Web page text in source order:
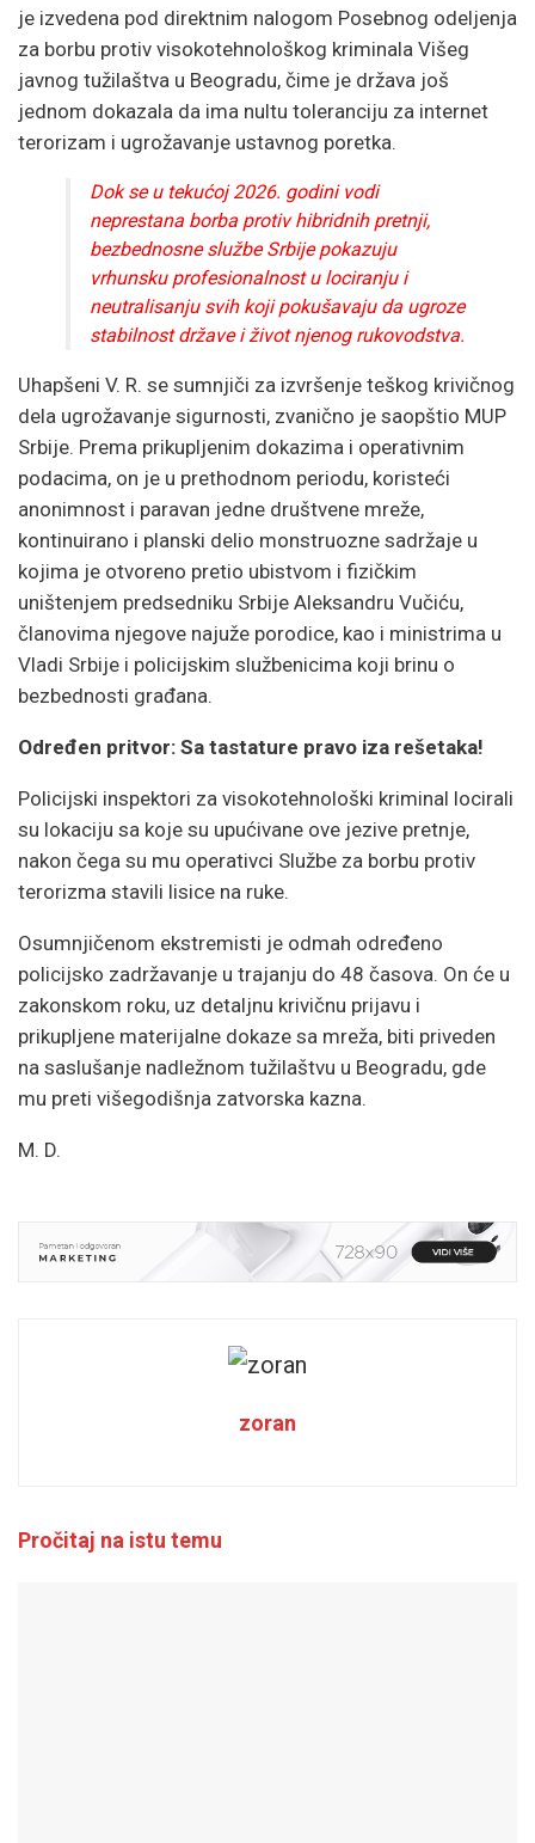
je izvedena pod direktnim nalogom Posebnog odeljenja
za borbu protiv visokotehnološkog kriminala Višeg
javnog tužilaštva u Beogradu, čime je država još
jednom dokazala da ima nultu toleranciju za internet
terorizam i ugrožavanje ustavnog poretka.
Dok se u tekućoj 2026. godini vodi
neprestana borba protiv hibridnih pretnji,
bezbednosne službe Srbije pokazuju
vrhunsku profesionalnost u lociranju i
neutralisanju svih koji pokušavaju da ugroze
stabilnost države i život njenog rukovodstva.
Uhapšeni V. R. se sumnjiči za izvršenje teškog krivičnog
dela ugrožavanje sigurnosti, zvanično je saopštio MUP
Srbije. Prema prikupljenim dokazima i operativnim
podacima, on je u prethodnom periodu, koristeći
anonimnost i paravan jedne društvene mreže,
kontinuirano i planski delio monstruozne sadržaje u
kojima je otvoreno pretio ubistvom i fizičkim
uništenjem predsedniku Srbije Aleksandru Vučiću,
članovima njegove najuže porodice, kao i ministrima u
Vladi Srbije i policijskim službenicima koji brinu o
bezbednosti građana.
Određen pritvor: Sa tastature pravo iza rešetaka!
Policijski inspektori za visokotehnološki kriminal locirali
su lokaciju sa koje su upućivane ove jezive pretnje,
nakon čega su mu operativci Službe za borbu protiv
terorizma stavili lisice na ruke.
Osumnjičenom ekstremisti je odmah određeno
policijsko zadržavanje u trajanju do 48 časova. On će u
zakonskom roku, uz detaljnu krivičnu prijavu i
prikupljene materijalne dokaze sa mreža, biti priveden
na saslušanje nadležnom tužilaštvu u Beogradu, gde
mu preti višegodišnja zatvorska kazna.
M. D.
zoran
Pročitaj na istu temu